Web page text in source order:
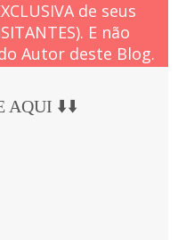
de seus
E não
Autor deste Blog.
AQUI ⬇️⬇️